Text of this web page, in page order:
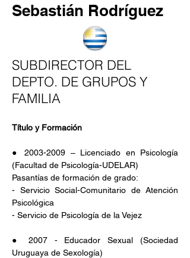
Sebastián Rodríguez
SUBDIRECTOR DEL
DEPTO. DE GRUPOS Y
FAMILIA
Título y Formación
● 2003-2009 – Licenciado en Psicología
(Facultad de Psicología-UDELAR)
Pasantías de formación de grado:
- Servicio Social-Comunitario de Atención
Psicológica
- Servicio de Psicología de la Vejez
● 2007 - Educador Sexual (Sociedad
Uruguaya de Sexología)